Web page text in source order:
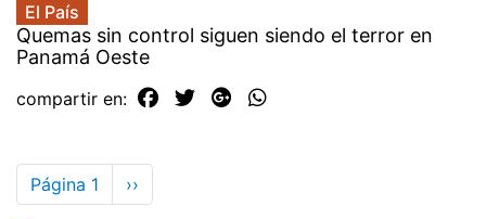
El País
Quemas sin control siguen siendo el terror en
Panamá Oeste
compartir en:
Paginación
Página 1
Siguiente
página
››